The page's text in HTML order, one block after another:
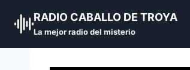
RADIO CABALLO DE TROYA
La mejor radio del misterio